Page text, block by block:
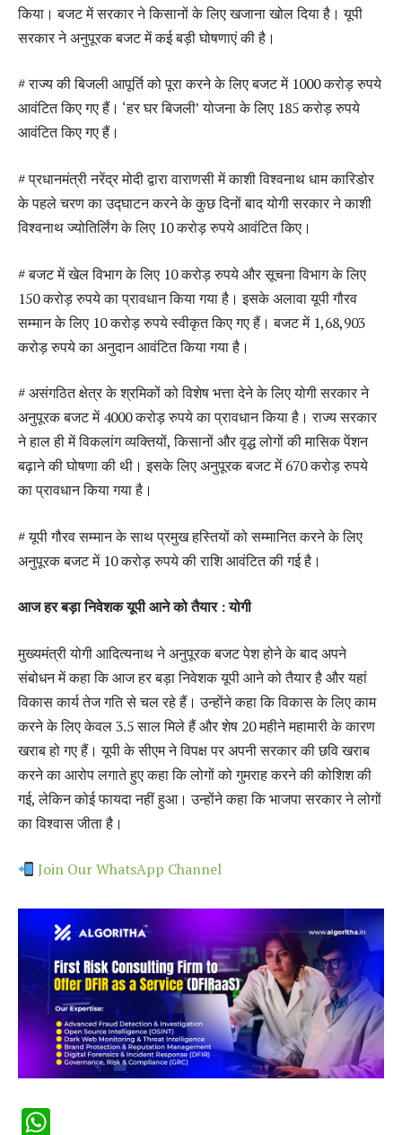
किया। बजट में सरकार ने किसानों के लिए खजाना खोल दिया है। यूपी
सरकार ने अनुपूरक बजट में कई बड़ी घोषणाएं की है।
# राज्य की बिजली आपूर्ति को पूरा करने के लिए बजट में 1000 करोड़ रुपये
आवंटित किए गए हैं। ‘हर घर बिजली’ योजना के लिए 185 करोड़ रुपये
आवंटित किए गए हैं।
# प्रधानमंत्री नरेंद्र मोदी द्वारा वाराणसी में काशी विश्वनाथ धाम कारिडोर
के पहले चरण का उद्घाटन करने के कुछ दिनों बाद योगी सरकार ने काशी
विश्वनाथ ज्योतिर्लिंग के लिए 10 करोड़ रुपये आवंटित किए।
# बजट में खेल विभाग के लिए 10 करोड़ रुपये और सूचना विभाग के लिए
150 करोड़ रुपये का प्रावधान किया गया है। इसके अलावा यूपी गौरव
सम्मान के लिए 10 करोड़ रुपये स्वीकृत किए गए हैं। बजट में 1,68,903
करोड़ रुपये का अनुदान आवंटित किया गया है।
# असंगठित क्षेत्र के श्रमिकों को विशेष भत्ता देने के लिए योगी सरकार ने
अनुपूरक बजट में 4000 करोड़ रुपये का प्रावधान किया है। राज्य सरकार
ने हाल ही में विकलांग व्यक्तियों, किसानों और वृद्ध लोगों की मासिक पेंशन
बढ़ाने की घोषणा की थी। इसके लिए अनुपूरक बजट में 670 करोड़ रुपये
का प्रावधान किया गया है।
# यूपी गौरव सम्मान के साथ प्रमुख हस्तियों को सम्मानित करने के लिए
अनुपूरक बजट में 10 करोड़ रुपये की राशि आवंटित की गई है।
आज हर बड़ा निवेशक यूपी आने को तैयार : योगी
मुख्यमंत्री योगी आदित्यनाथ ने अनुपूरक बजट पेश होने के बाद अपने
संबोधन में कहा कि आज हर बड़ा निवेशक यूपी आने को तैयार है और यहां
विकास कार्य तेज गति से चल रहे हैं। उन्होंने कहा कि विकास के लिए काम
करने के लिए केवल 3.5 साल मिले हैं और शेष 20 महीने महामारी के कारण
खराब हो गए हैं। यूपी के सीएम ने विपक्ष पर अपनी सरकार की छवि खराब
करने का आरोप लगाते हुए कहा कि लोगों को गुमराह करने की कोशिश की
गई, लेकिन कोई फायदा नहीं हुआ। उन्होंने कहा कि भाजपा सरकार ने लोगों
का विश्वास जीता है।
Join Our WhatsApp Channel